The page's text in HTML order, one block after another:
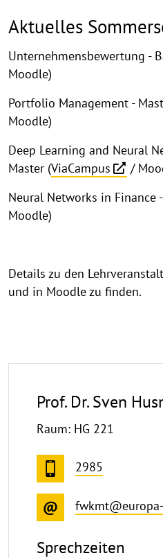
Aktuelles
Unternehmensbewertung -
Moodle)
Portfolio Management -
Moodle)
Deep Learning and Neural
Master (ViaCampus
/
Neural Networks in Finance
Moodle)
Details zu den
und in Moodle zu finden.
Prof. Dr. Sven
Raum: HG 221
2985
Sprechzeiten